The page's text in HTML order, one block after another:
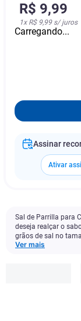
R$ 9,99
1x R$ 9,99s/ juros
Carregando...
Assinar
Ativar
Sal de Parrilla para
deseja realçar o
grãos de sal no
Ver mais